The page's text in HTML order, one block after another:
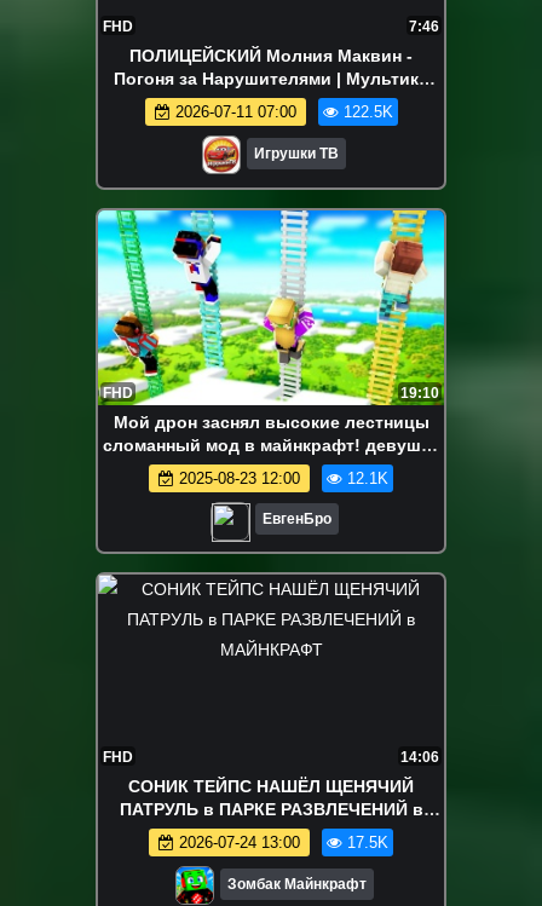
FHD 7:46
ПОЛИЦЕЙСКИЙ Молния Маквин -
Погоня за Нарушителями | Мультики
про машинки Тачки
2026-07-11 07:00 122.5K
Игрушки ТВ
FHD 19:10
Мой дрон заснял высокие лестницы
сломанный мод в майнкрафт! девушка
новичок видео minecraft
2025-08-23 12:00 12.1K
ЕвгенБро
FHD 14:06
СОНИК ТЕЙПС НАШЁЛ ЩЕНЯЧИЙ
ПАТРУЛЬ в ПАРКЕ РАЗВЛЕЧЕНИЙ в
МАЙНКРАФТ
2026-07-24 13:00 17.5K
Зомбак Майнкрафт